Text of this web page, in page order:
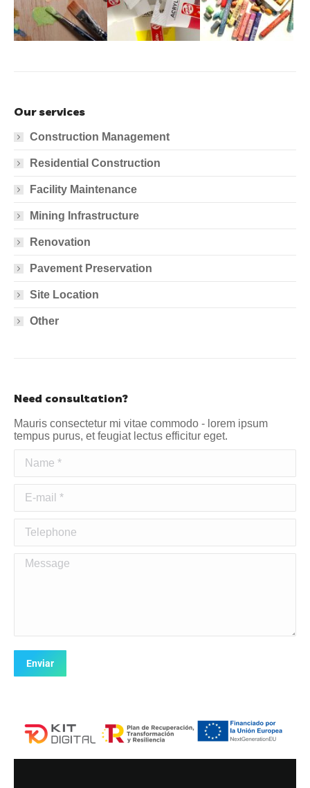
Our services
Construction Management
Residential Construction
Facility Maintenance
Mining Infrastructure
Renovation
Pavement Preservation
Site Location
Other
Need consultation?
Mauris consectetur mi vitae commodo - lorem ipsum
tempus purus, et feugiat lectus efficitur eget.
Message
Enviar